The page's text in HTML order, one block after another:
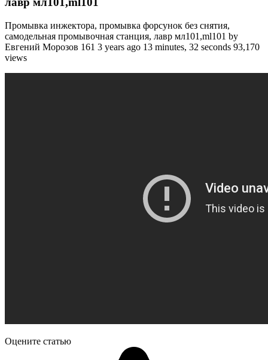
Промывка инжектора, промывка форсунок без снятия,
самодельная промывочная станция, лавр мл101,ml101 by
Евгений Морозов 161 3 years ago 13 minutes, 32 seconds 93,170
views
Оцените статью